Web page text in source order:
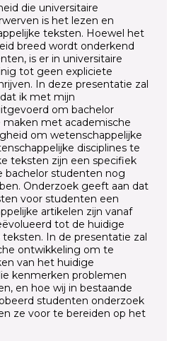
die universitaire
is het lezen en
teksten. Hoewel het
breed wordt onderkend
is er in universitaire
tot geen expliciete
In deze presentatie zal
ik met mijn
om bachelor
met academische
om wetenschappelijke
disciplines te
teksten zijn een specifiek
bachelor studenten nog
Onderzoek geeft aan dat
voor studenten een
artikelen zijn vanaf
tot de huidige
In de presentatie zal
ontwikkeling om te
van het huidige
kenmerken problemen
en hoe wij in bestaande
studenten onderzoek
ze voor te bereiden op het